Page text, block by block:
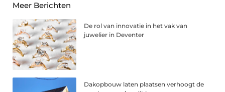
Meer Berichten
De rol van innovatie in het vak van
juwelier in Deventer
Dakopbouw laten plaatsen verhoogt de